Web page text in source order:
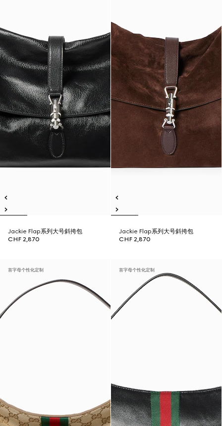
Jackie Flap系列大号斜挎包
CHF 2,870
Jackie Flap系列大号斜挎包
CHF 2,870
首字母个性化定制 首字母个性化定制